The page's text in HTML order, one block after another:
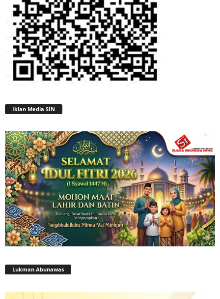
Iklan Media SIN
Lukman Abunawas